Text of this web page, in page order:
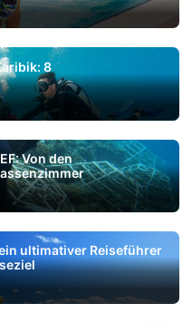
8
Von den
ultimativer Reiseführer